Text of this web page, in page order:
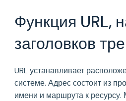
Функция URL,
заголовков
URL устанавливает
системе. Адрес состоит из
имени и маршрута к